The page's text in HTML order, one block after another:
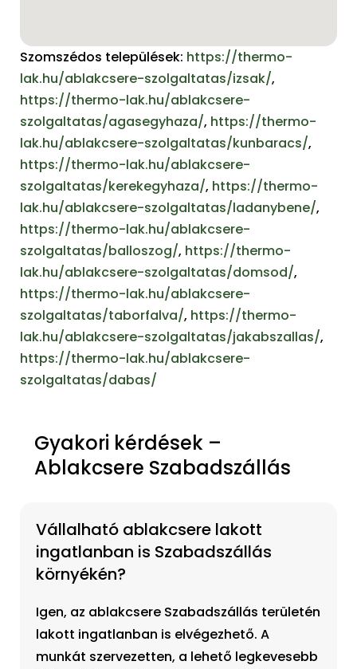
Szomszédos települések: https://thermo-
lak.hu/ablakcsere-szolgaltatas/izsak/,
https://thermo-lak.hu/ablakcsere-
szolgaltatas/agasegyhaza/, https://thermo-
lak.hu/ablakcsere-szolgaltatas/kunbaracs/,
https://thermo-lak.hu/ablakcsere-
szolgaltatas/kerekegyhaza/, https://thermo-
lak.hu/ablakcsere-szolgaltatas/ladanybene/,
https://thermo-lak.hu/ablakcsere-
szolgaltatas/balloszog/, https://thermo-
lak.hu/ablakcsere-szolgaltatas/domsod/,
https://thermo-lak.hu/ablakcsere-
szolgaltatas/taborfalva/, https://thermo-
lak.hu/ablakcsere-szolgaltatas/jakabszallas/,
https://thermo-lak.hu/ablakcsere-
szolgaltatas/dabas/
Gyakori kérdések –
Ablakcsere Szabadszállás
Vállalható ablakcsere lakott
ingatlanban is Szabadszállás
környékén?
Igen, az ablakcsere Szabadszállás területén
lakott ingatlanban is elvégezhető. A
munkát szervezetten, a lehető legkevesebb